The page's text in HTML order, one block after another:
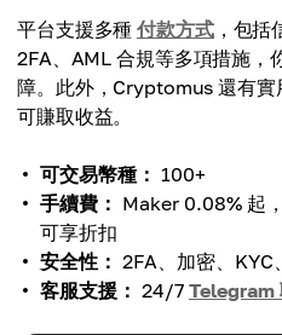
平台支援多種付款方式，包括
2FA、AML 合規等多項措施，
障。此外，Cryptomus 還有
可賺取收益。
可交易幣種： 100+
手續費： Maker 0.08% 起
可享折扣
安全性： 2FA、加密、KYC
客服支援： 24/7 Telegram